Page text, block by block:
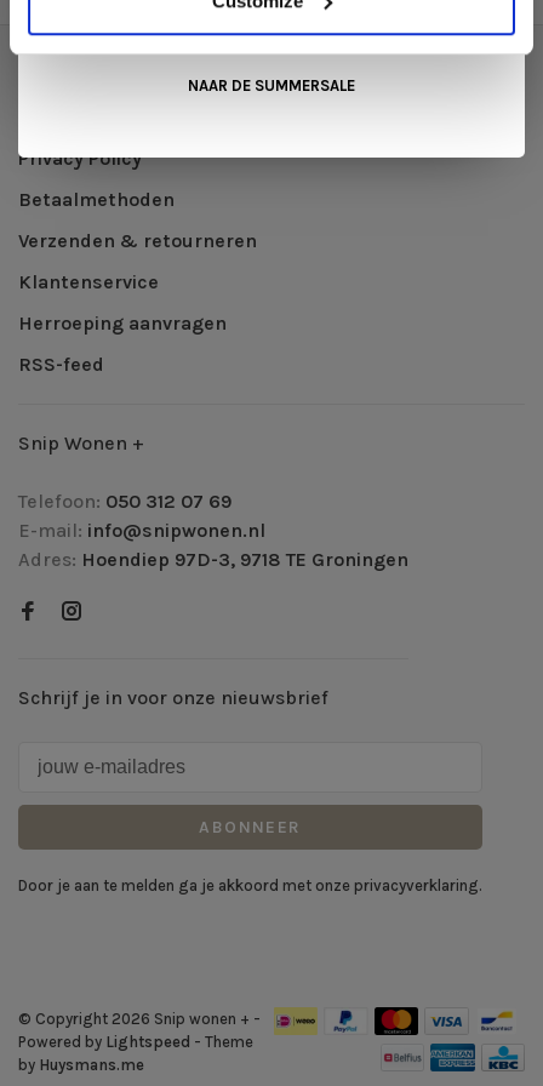
Privacy Policy
Betaalmethoden
Verzenden & retourneren
Klantenservice
Herroeping aanvragen
RSS-feed
Snip Wonen +
Telefoon: 050 312 07 69
E-mail: info@snipwonen.nl
Adres: Hoendiep 97D-3, 9718 TE Groningen
Schrijf je in voor onze nieuwsbrief
ABONNEER
Door je aan te melden ga je akkoord met onze privacyverklaring.
© Copyright 2026 Snip wonen + -
Powered by Lightspeed - Theme
by Huysmans.me
. De koffie of thee staat voor je klaar!
NAAR DE SUMMERSALE